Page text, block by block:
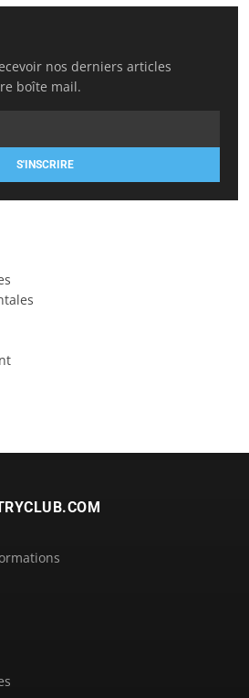
nos derniers articles
boîte mail.
S'INSCRIRE